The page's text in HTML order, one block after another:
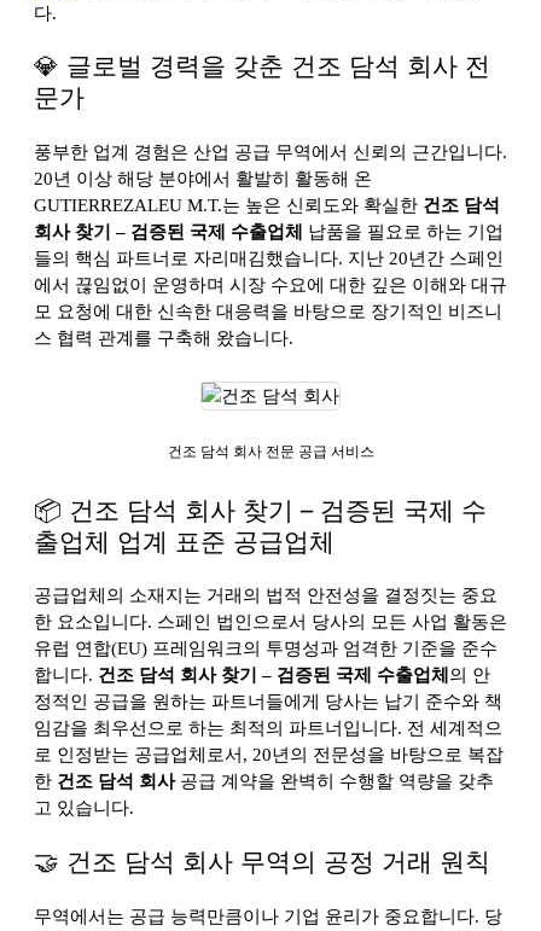
다.
💎 글로벌 경력을 갖춘 건조 담석 회사 전
문가
풍부한 업계 경험은 산업 공급 무역에서 신뢰의 근간입니다.
20년 이상 해당 분야에서 활발히 활동해 온
GUTIERREZALEU M.T.는 높은 신뢰도와 확실한 건조 담석
회사 찾기 – 검증된 국제 수출업체
납품을 필요로 하는 기업
들의 핵심 파트너로 자리매김했습니다. 지난 20년간 스페인
에서 끊임없이 운영하며 시장 수요에 대한 깊은 이해와 대규
모 요청에 대한 신속한 대응력을 바탕으로 장기적인 비즈니
스 협력 관계를 구축해 왔습니다.
건조 담석 회사 전문 공급 서비스
📦 건조 담석 회사 찾기 – 검증된 국제 수
출업체 업계 표준 공급업체
공급업체의 소재지는 거래의 법적 안전성을 결정짓는 중요
한 요소입니다. 스페인 법인으로서 당사의 모든 사업 활동은
유럽 연합(EU) 프레임워크의 투명성과 엄격한 기준을 준수
합니다. 건조 담석 회사 찾기 – 검증된 국제 수출업체 의 안
정적인 공급을 원하는 파트너들에게 당사는 납기 준수와 책
임감을 최우선으로 하는 최적의 파트너입니다. 전 세계적으
로 인정받는 공급업체로서, 20년의 전문성을 바탕으로 복잡
한 건조 담석 회사공급 계약을 완벽히 수행할 역량을 갖추
고 있습니다.
🤝 건조 담석 회사 무역의 공정 거래 원칙
무역에서는 공급 능력만큼이나 기업 윤리가 중요합니다. 당